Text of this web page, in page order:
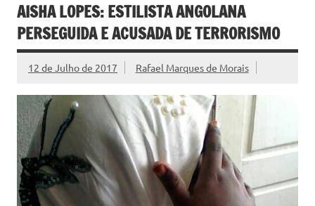
AISHA LOPES: ESTILISTA ANGOLANA
PERSEGUIDA E ACUSADA DE TERRORISMO
12 de Julho de 2017 Rafael Marques de Morais